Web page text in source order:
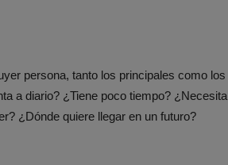
persona, tanto los principales como los
a diario? ¿Tiene poco tiempo? ¿Necesita
¿Dónde quiere llegar en un futuro?